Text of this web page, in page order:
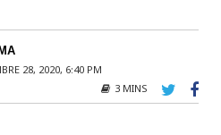
28, 2020, 6:40 PM
3 MINS